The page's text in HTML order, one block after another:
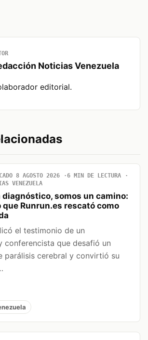
Noticias Venezuela
editorial.
8 AGOSTO 2026
6 MIN DE LECTURA
VENEZUELA
diagnóstico, somos un camino:
Runrun.es rescató como
el testimonio de un
conferencista que desafió un
parálisis cerebral y convirtió su